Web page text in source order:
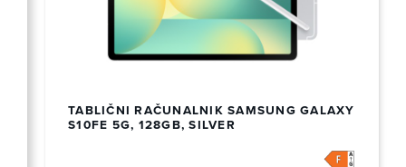
TABLIČNI RAČUNALNIK SAMSUNG GALAXY
S10FE 5G, 128GB, SILVER